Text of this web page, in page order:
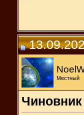
Местный
Чиновник